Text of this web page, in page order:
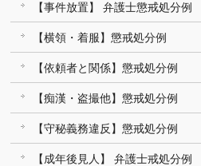
【事件放置】 弁護士懲戒処分例
【横領・着服】懲戒処分例
【依頼者と関係】懲戒処分例
【痴漢・盗撮他】懲戒処分例
【守秘義務違反】懲戒処分例
【成年後見人】 弁護士戒処分例